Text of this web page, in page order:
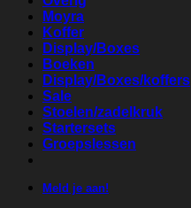
Moyra
Koffer
Display/Boxes
Boeken
Display/Boxes/koffers
Sale
Stoelen/zadelkruk
Startersets
Groepslessen
Meld je aan!